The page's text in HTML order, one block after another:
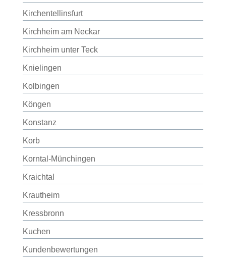
Kirchentellinsfurt
Kirchheim am Neckar
Kirchheim unter Teck
Knielingen
Kolbingen
Köngen
Konstanz
Korb
Korntal-Münchingen
Kraichtal
Krautheim
Kressbronn
Kuchen
Kundenbewertungen